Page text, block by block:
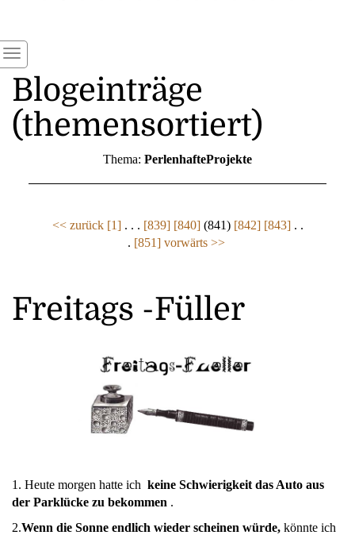
Blogeinträge
(themensortiert)
Thema: PerlenhafteProjekte
<< zurück [1] . . . [839] [840] (841) [842] [843] . .
. [851] vorwärts >>
Freitags -Füller
1. Heute morgen hatte ich keine Schwierigkeit das Auto aus
der Parklücke zu bekommen .
2.Wenn die Sonne endlich wieder scheinen würde, könnte ich